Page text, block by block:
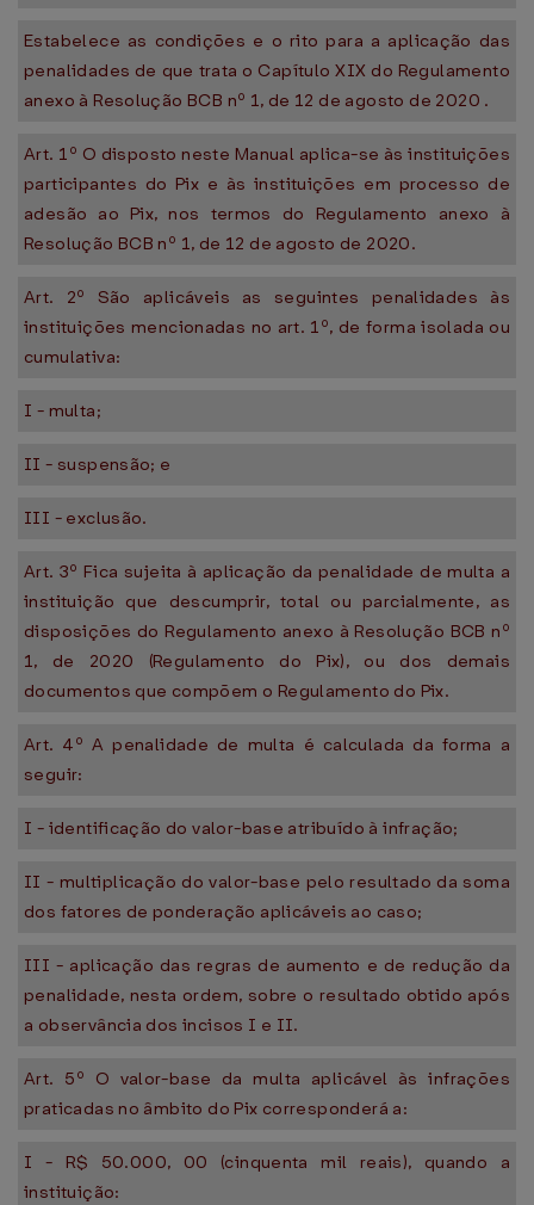
Estabelece as condições e o rito para a aplicação das
penalidades de que trata o Capítulo XIX do Regulamento
anexo à Resolução BCB nº 1, de 12 de agosto de 2020 .
Art. 1º O disposto neste Manual aplica-se às instituições
participantes do Pix e às instituições em processo de
adesão ao Pix, nos termos do Regulamento anexo à
Resolução BCB nº 1, de 12 de agosto de 2020.
Art. 2º São aplicáveis as seguintes penalidades às
instituições mencionadas no art. 1º, de forma isolada ou
cumulativa:
I - multa;
II - suspensão; e
III - exclusão.
Art. 3º Fica sujeita à aplicação da penalidade de multa a
instituição que descumprir, total ou parcialmente, as
disposições do Regulamento anexo à Resolução BCB nº
1, de 2020 (Regulamento do Pix), ou dos demais
documentos que compõem o Regulamento do Pix.
Art. 4º A penalidade de multa é calculada da forma a
seguir:
I - identificação do valor-base atribuído à infração;
II - multiplicação do valor-base pelo resultado da soma
dos fatores de ponderação aplicáveis ao caso;
III - aplicação das regras de aumento e de redução da
penalidade, nesta ordem, sobre o resultado obtido após
a observância dos incisos I e II.
Art. 5º O valor-base da multa aplicável às infrações
praticadas no âmbito do Pix corresponderá a:
I - R$ 50.000, 00 (cinquenta mil reais), quando a
instituição: